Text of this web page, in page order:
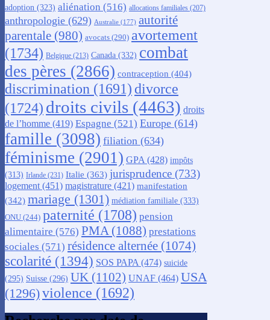
adoption (323) aliénation (516) allocations familiales (207)
anthropologie (629) Australie (177) autorité
parentale (980) avocats (290) avortement
(1734) Belgique (213) Canada (332) combat
des pères (2866) contraception (404)
discrimination (1691) divorce
(1724) droits civils (4463) droits
de l’homme (419) Espagne (521) Europe (614)
famille (3098) filiation (634)
féminisme (2901) GPA (428) impôts
(313) Irlande (231) Italie (363) jurisprudence (733)
logement (451) magistrature (421) manifestation
(342) mariage (1301) médiation familiale (333)
ONU (244) paternité (1708) pension
alimentaire (576) PMA (1088) prestations
sociales (571) résidence alternée (1074)
scolarité (1394) SOS PAPA (474) suicide
(295) Suisse (296) UK (1102) UNAF (464) USA
(1296)violence (1692)